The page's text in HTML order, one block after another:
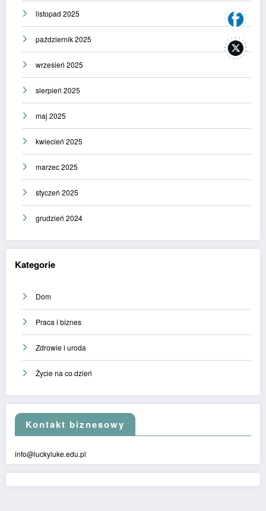
listopad 2025
październik 2025
wrzesień 2025
sierpień 2025
maj 2025
kwiecień 2025
marzec 2025
styczeń 2025
grudzień 2024
Kategorie
Dom
Praca i biznes
Zdrowie i uroda
Życie na co dzień
Kontakt biznesowy
info@luckyluke.edu.pl